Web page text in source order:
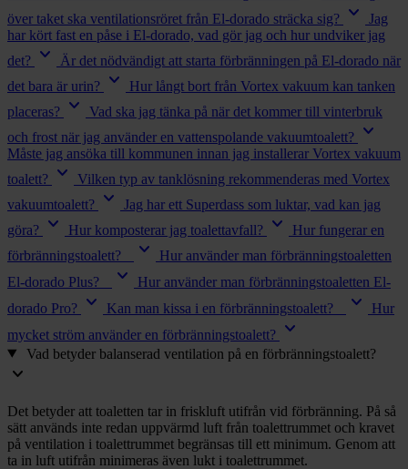
över taket ska ventilationsröret från El-dorado sträcka sig? keyboard_arrow_down
Jag
har kört fast en påse i El-dorado, vad gör jag och hur undviker jag
det? keyboard_arrow_down
Är det nödvändigt att starta förbränningen på El-dorado när
det bara är urin? keyboard_arrow_down
Hur långt bort från Vortex vakuum kan tanken
placeras? keyboard_arrow_down
Vad ska jag tänka på när det kommer till vinterbruk
och frost när jag använder en vattenspolande vakuumtoalett? keyboard_arrow_down
Måste jag ansöka till kommunen innan jag installerar Vortex vakuum
toalett? keyboard_arrow_down
Vilken typ av tanklösning rekommenderas med Vortex
vakuumtoalett? keyboard_arrow_down
Jag har ett Superdass som luktar, vad kan jag
göra? keyboard_arrow_down Hur komposterar jag toalettavfall? keyboard_arrow_down
Hur fungerar en
förbränningstoalett?
keyboard_arrow_down
Hur använder man förbränningstoaletten
El-dorado Plus?
keyboard_arrow_down
Hur använder man förbränningstoaletten El-
dorado Pro? keyboard_arrow_down Kan man kissa i en förbränningstoalett? keyboard_arrow_down
Hur
mycket ström använder en förbränningstoalett? keyboard_arrow_down
Vad betyder balanserad ventilation på en förbränningstoalett?
keyboard_arrow_down
Det betyder att toaletten tar in friskluft utifrån vid förbränning. På så
sätt används inte redan uppvärmd luft från toalettrummet och kravet
på ventilation i toalettrummet begränsas till ett minimum. Genom att
ta in luft utifrån minimeras även lukt i toalettrummet.